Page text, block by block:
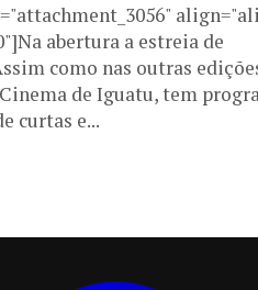
abertura a estreia de
como nas outras
de Iguatu, tem
curtas e...